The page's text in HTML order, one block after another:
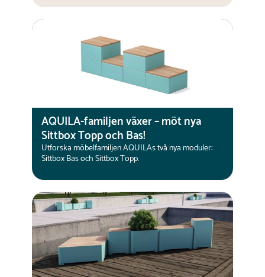
AQUILA-familjen växer – möt nya
Sittbox Topp och Bas!
Utforska möbelfamiljen AQUILAs två nya moduler:
Sittbox Bas och Sittbox Topp.